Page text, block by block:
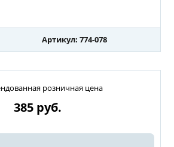
Артикул: 774-078
розничная цена
385 руб.